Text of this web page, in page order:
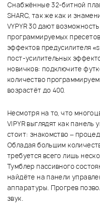
Снабжённые 32-битной
SHARC, так же как и
VYPYR 30 дают
программируемых
эффектов предусилителя
пост-усилительных
новичков: подключите
количество
возрастёт до 400.
Несмотря на то, что
VIPYR выглядят как панель
стоит: знакомство –
Обладая большим
требуется всего лишь
Тумблер пассивного
найдёте на панели
аппаратуры. Прогрев
звук.